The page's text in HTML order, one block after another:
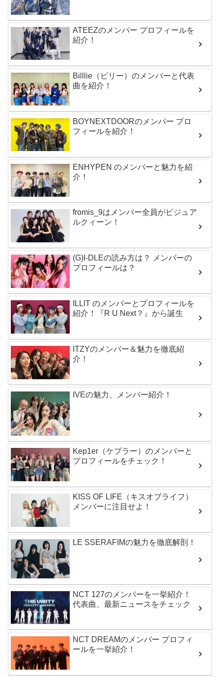
ATEEZのメンバー プロフィールを
紹介！
Billlie（ビリー）のメンバーと代表
曲を紹介！
BOYNEXTDOORのメンバー プロ
フィールを紹介！
ENHYPEN のメンバーと魅力を紹
介！
fromis_9はメンバー全員がビジュア
ルクィーン！
(G)I-DLEの読み方は？ メンバーの
プロフィールは？
ILLIT のメンバーとプロフィールを
紹介！『R U Next？』から誕生
ITZYのメンバー＆魅力を徹底紹
介！
IVEの魅力、メンバー紹介！
Kep1er（ケプラー）のメンバーと
プロフィールをチェック！
KISS OF LIFE（キスオブライフ）
メンバーに注目せよ！
LE SSERAFIMの魅力を徹底解剖！
NCT 127のメンバーを一挙紹介！
代表曲、最新ニュースをチェック
NCT DREAMのメンバー プロフィ
ールを一挙紹介！